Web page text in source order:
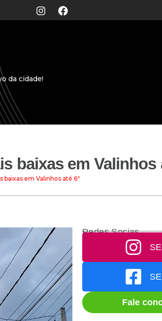
da cidade!
baixas em Valinhos
em Valinhos até 6ª
Redes Socias
Fale